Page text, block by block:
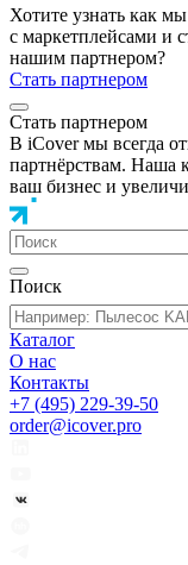
Хотите узнать как
с маркетплейсами и
нашим партнером?
Стать партнером
Стать партнером
В iCover мы всегда
партнёрствам. Наша
ваш бизнес и
Поиск
Каталог
О нас
Контакты
+7 (495) 229-39-50
order@icover.pro